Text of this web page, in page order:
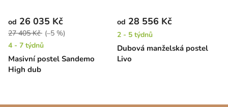
Masivní postel Sandemo
High dub
od 26 035 Kč
27 405 Kč (–5 %)
4 - 7 týdnů
Dubová manželská postel
Livo
od 28 556 Kč
2 - 5 týdnů